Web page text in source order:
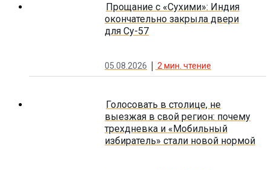
Прощание с «Сухими»: Индия
окончательно закрыла двери
для Су-57
05.08.2026 2 мин. чтение
Голосовать в столице, не
выезжая в свой регион: почему
трехдневка и «Мобильный
избиратель» стали новой нормой